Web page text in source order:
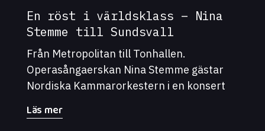
En röst i världsklass – Nina
Stemme till Sundsvall
Från Metropolitan till Tonhallen.
Operasångaerskan Nina Stemme gästar
Nordiska Kammarorkestern i en konsert
Ringborg. - Hennes kraftfulla men ändå
Läs mer